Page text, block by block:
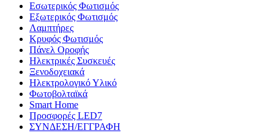
Εσωτερικός Φωτισμός
Εξωτερικός Φωτισμός
Λαμπτήρες
Κρυφός Φωτισμός
Πάνελ Οροφής
Ηλεκτρικές Συσκευές
Ξενοδοχειακά
Ηλεκτρολογικό Υλικό
Φωτοβολταϊκά
Smart Home
Προσφορές LED7
ΣΥΝΔΕΣΗ/ΕΓΓΡΑΦΗ